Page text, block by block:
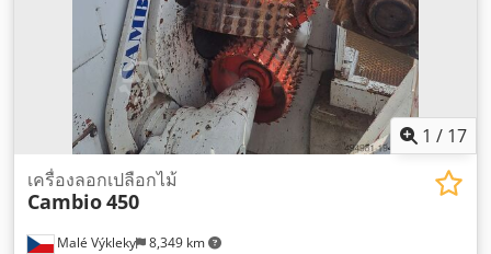
1 / 17
Malé Výkleky 8,349 km
เครื่องลอกเปลือกไม้
Cambio450